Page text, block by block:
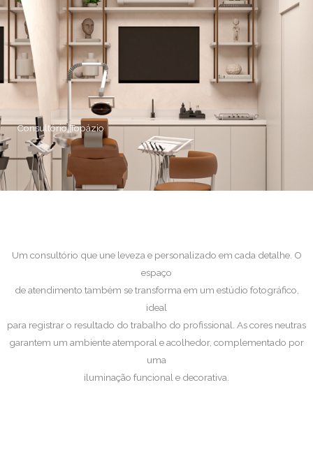
Consultório Topázio
Um consultório que une leveza e personalizado em cada detalhe. O
espaço
de atendimento também se transforma em um estúdio fotográfico,
ideal
para registrar o resultado do trabalho do profissional. As cores neutras
garantem um ambiente atemporal e acolhedor, complementado por
uma
iluminação funcional e decorativa.